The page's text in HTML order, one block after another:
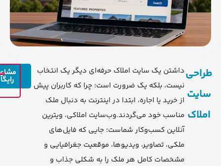
طراحی
سایت
املاک
داشتن یک سایت املاک حرفه‌ای دیگر یک انتخاب
نیست، بلکه یک ضرورت است؛ چرا که کاربران پیش
از خرید یا اجاره، ابتدا در اینترنت به دنبال ملک
مناسب خود می‌گردند.وب‌سایت املاکی، ویترین
آنلاین کسب‌وکار شماست؛ جایی که فایل‌های
ملکی، تصاویر، ویدیوها، موقعیت جغرافیایی و
مشخصات کامل هر ملک را به شکلی جذاب و